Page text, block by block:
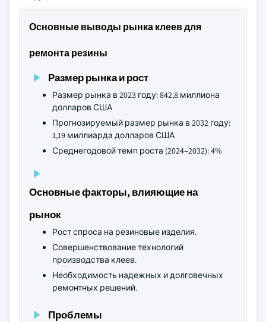
Основные выводы рынка клеев для
ремонта резины
Размер рынка и рост
Размер рынка в 2023 году: 842,8 миллиона
долларов США
Прогнозируемый размер рынка в 2032 году:
1,19 миллиарда долларов США
Среднегодовой темп роста (2024–2032): 4%
Основные факторы, влияющие на
рынок
Рост спроса на резиновые изделия.
Совершенствование технологий
производства клеев.
Необходимость надежных и долговечных
ремонтных решений.
Проблемы